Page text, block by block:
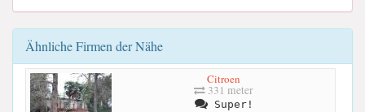
Ähnliche Firmen der Nähe
Citroen
331 meter
Super!